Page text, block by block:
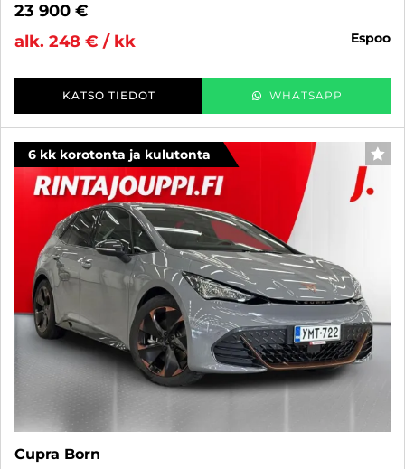
23 900 €
alk. 248 € / kk
espoo
KATSO TIEDOT WHATSAPP
6 kk korotonta ja kulutonta
Cupra Born